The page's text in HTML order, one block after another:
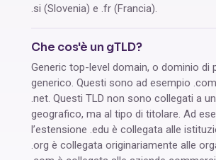
.si (Slovenia) e .fr (Francia).
Che cos'è un gTLD?
Generic top-level domain, o dominio di
generico. Questi sono ad esempio
.net. Questi TLD non sono collegati a
geografico, ma al tipo di titolare. Ad
l’estensione .edu è collegata alle
.org è collegata originariamente alle